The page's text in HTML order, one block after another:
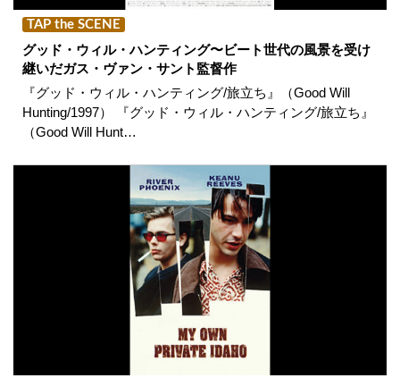
TAP the SCENE
グッド・ウィル・ハンティング〜ビート世代の風景を受け
継いだガス・ヴァン・サント監督作
『グッド・ウィル・ハンティング/旅立ち』（Good Will
Hunting/1997） 『グッド・ウィル・ハンティング/旅立ち』
（Good Will Hunt…